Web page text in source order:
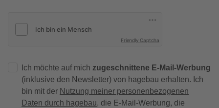
Friendly Captcha
Ich möchte auf mich zugeschnittene E-Mail-Werbung
(inklusive den Newsletter) von hagebau erhalten. Ich
bin mit der Nutzung meiner personenbezogenen
Daten durch hagebau, die E-Mail-Werbung, die